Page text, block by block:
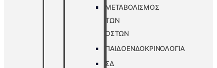
ΜΕΤΑΒΟΛΙΣΜΟΣ
ΤΩΝ
ΟΣΤΩΝ
ΠΑΙΔΟΕΝΔΟΚΡΙΝΟΛΟΓΙΑ
ΣΔ